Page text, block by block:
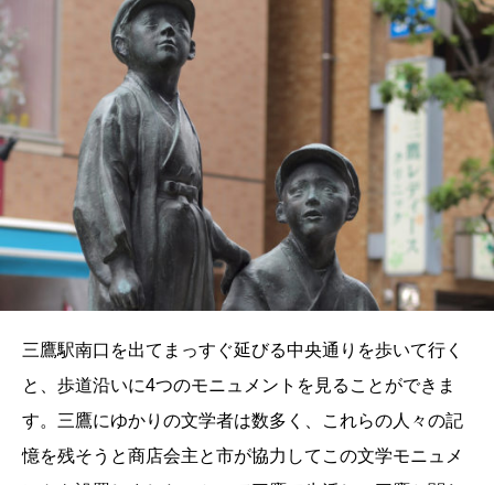
三鷹駅南口を出てまっすぐ延びる中央通りを歩いて行く
と、歩道沿いに4つのモニュメントを見ることができま
す。三鷹にゆかりの文学者は数多く、これらの人々の記
憶を残そうと商店会主と市が協力してこの文学モニュメ